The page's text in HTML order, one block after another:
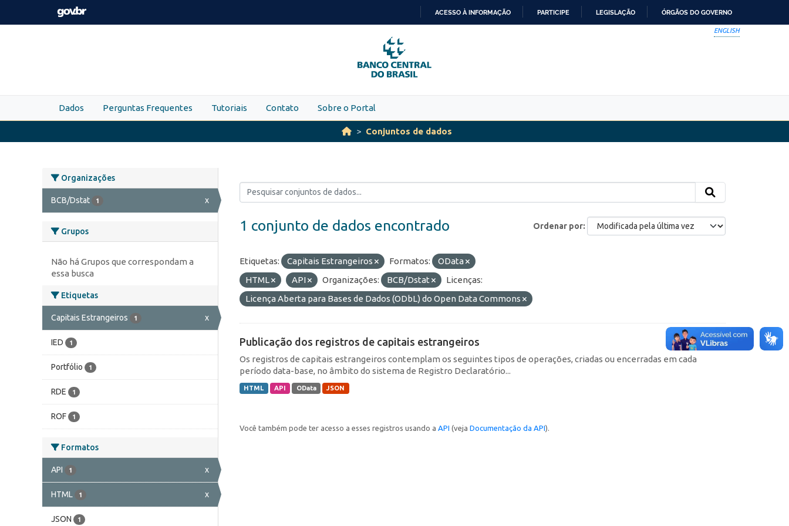
Skip to main content
PARA
O
CONTEÚDO
ACESSO À INFORMAÇÃO PARTICIPE LEGISLAÇÃO ÓRGÃOS DO GOVERNO
ENGLISH
Dados Perguntas Frequentes Tutoriais Contato Sobre o Portal
Conjuntos de dados
Organizações
BCB/Dstat 1 x
Grupos
Não há Grupos que correspondam a
essa busca
Etiquetas
Capitais Estrangeiros 1 x
IED 1
Portfólio 1
RDE 1
ROF 1
Formatos
API 1 x
HTML 1 x
JSON 1
Ordenar por
1 conjunto de dados encontrado
Etiquetas: Capitais Estrangeiros Formatos:
OData
HTML
API Organizações: BCB/Dstat
Licenças:
Licença Aberta para Bases de Dados (ODbL) do Open Data Commons
Publicação dos registros de capitais estrangeiros
Os registros de capitais estrangeiros contemplam os seguintes tipos de operações, criadas ou encerradas em cada
período data-base, no âmbito do sistema de Registro Declaratório...
HTML API OData JSON
Você também pode ter acesso a esses registros usando a API (veja Documentação da API).